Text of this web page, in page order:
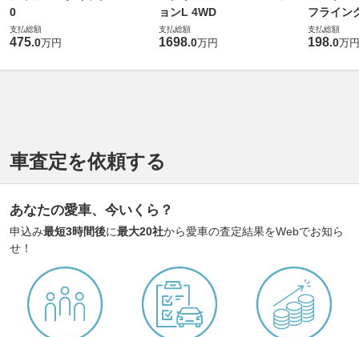
0
支払総額
475.0万円
ョンL 4WD
支払総額
1698.0万円
フライン
支払総額
198.0万円
車査定を依頼する
あなたの愛車、今いくら？
申込み最短3時間後に最大20社から愛車の査定結果をWebでお知ら
せ！